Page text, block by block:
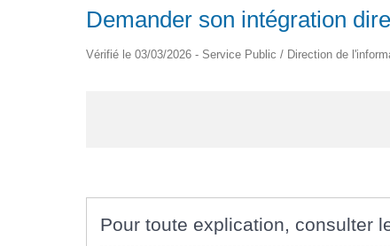
Demander son intégration
Vérifié le 03/03/2026 - Service Public / Direction de
Pour toute explication, consulter